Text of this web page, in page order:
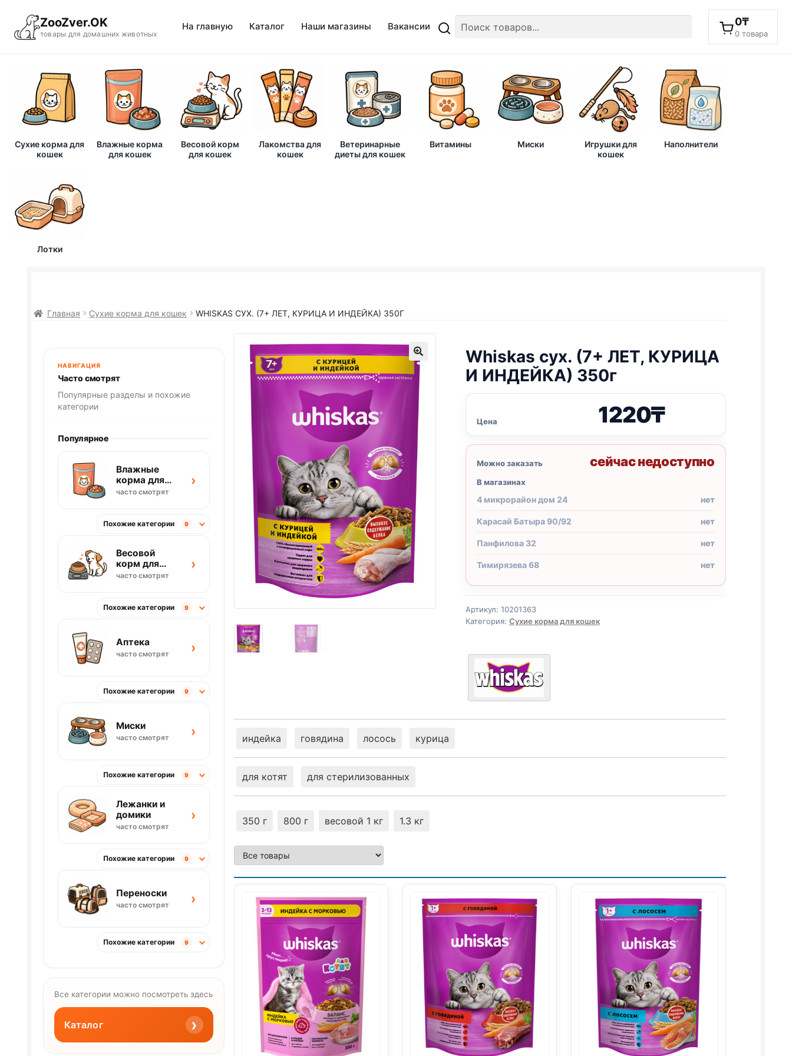
ZooZver.OK
товары для домашних животных
На главную Каталог Наши магазины Вакансии 0₸
0 товара
Сухие корма для
кошек
Влажные корма
для кошек
Весовой корм
для кошек
Лакомства для
кошек
Ветеринарные
диеты для кошек
Витамины Миски
Игрушки для
кошек
Наполнители
Лотки
Главная Сухие корма для кошек WHISKAS СУХ. (7+ ЛЕТ, КУРИЦА И ИНДЕЙКА) 350Г
Whiskas сух. (7+ ЛЕТ, КУРИЦА
И ИНДЕЙКА) 350г
Цена 1220₸
Можно заказать сейчас недоступно
В магазинах
4 микрорайон дом 24 нет
Карасай Батыра 90/92 нет
Панфилова 32 нет
Тимирязева 68 нет
Артикул: 10201363
Категория: Сухие корма для кошек
индейка говядина лосось курица
для котят для стерилизованных
350 г 800 г весовой 1 кг 1.3 кг
НАВИГАЦИЯ
Часто смотрят
Популярные разделы и похожие
категории
Популярное
Влажные
корма для
кошек
часто смотрят
›
Похожие категории 9
Весовой
корм для
собак
часто смотрят
›
Похожие категории 9
Аптека
часто смотрят ›
Похожие категории 9
Миски
часто смотрят ›
Похожие категории 9
Лежанки и
домики
часто смотрят
›
Похожие категории 9
Переноски
часто смотрят ›
Похожие категории 9
Все категории можно посмотреть здесь
Каталог ›